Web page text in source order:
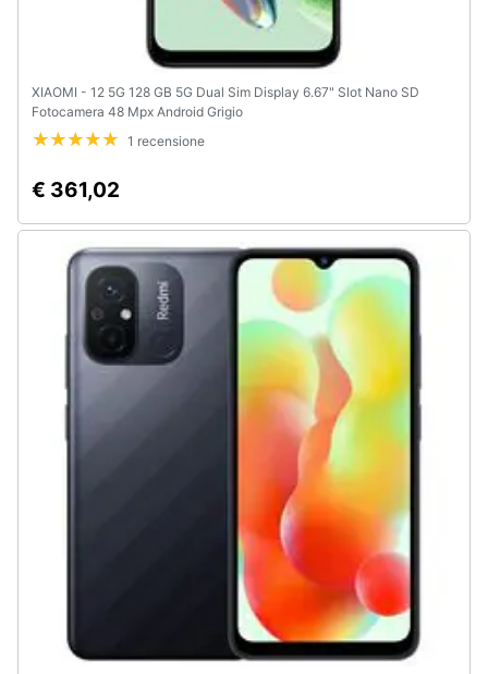
XIAOMI - 12 5G 128 GB 5G Dual Sim Display 6.67" Slot Nano SD
Fotocamera 48 Mpx Android Grigio
1 recensione
€ 361,02